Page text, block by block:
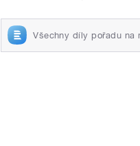
Všechny díly pořadu na